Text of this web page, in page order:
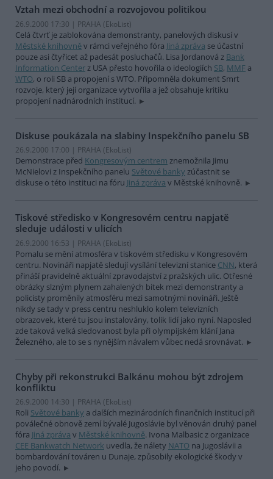
Vztah mezi obchodní a rozvojovou politikou
26.9.2000 17:30 | PRAHA (EkoList)
Celá čtvrť je zablokována demonstranty, panelových diskusí v
Městské knihovněv rámci veřejného fóra Jiná zpráva se účastní
pouze asi čtyřicet až padesát posluchačů. Lisa Jordanová z Bank
Information Centerz USA přesto hovořila o ideologiích SB, MMF a
WTO, o roli SB a propojení s WTO. Připomněla dokument Smrt
rozvoje, který její organizace vytvořila a jež obsahuje kritiku
propojení nadnárodních institucí.
Diskuse poukázala na slabiny Inspekčního panelu SB
26.9.2000 17:00 | PRAHA (EkoList)
Demonstrace před Kongresovým centrem znemožnila Jimu
McNielovi z Inspekčního panelu Světové banky zúčastnit se
diskuse o této instituci na fóru Jiná zpráva v Městské knihovně.
Tiskové středisko v Kongresovém centru napjatě
sleduje události v ulicích
26.9.2000 16:53 | PRAHA (EkoList)
Pomalu se mění atmosféra v tiskovém středisku v Kongresovém
centru. Novináři napjatě sledují vysílání televizní stanice CNN, která
přináší pravidelně aktuální zpravodajství z pražských ulic. Otřesné
obrázky slzným plynem zahalených bitek mezi demonstranty a
policisty proměnily atmosféru mezi samotnými novináři. Ještě
nikdy se tady v press centru neshluklo kolem televizních
obrazovek, které tu jsou instalovány, tolik lidí jako nyní. Naposled
zde taková velká sledovanost byla při olympijském klání Jana
Železného, ale to se s nynějším návalem vůbec nedá srovnávat.
Chyby při rekonstrukci Balkánu mohou být zdrojem
konfliktu
26.9.2000 14:30 | PRAHA (EkoList)
Roli Světové banky a dalších mezinárodních finančních institucí při
poválečné obnově zemí bývalé Jugoslávie byl věnován druhý panel
fóra Jiná zpráva v Městské knihovně. Ivona Malbasic z organizace
CEE Bankwatch Network uvedla, že nálety NATO na Jugoslávii a
bombardování továren u Dunaje, způsobily ekologické škody v
jeho povodí.